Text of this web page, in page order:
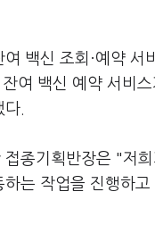
백신 조회·예약 서
여 백신 예약 서비
.
종기획반장은 "저
는 작업을 진행하